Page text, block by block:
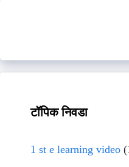
टॉपिक निवडा
1 st e learning video